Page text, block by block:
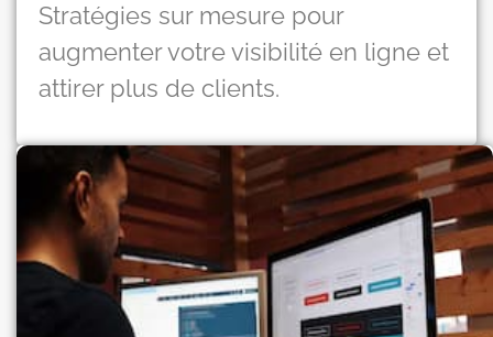
Stratégies sur mesure pour
augmenter votre visibilité en ligne et
attirer plus de clients.